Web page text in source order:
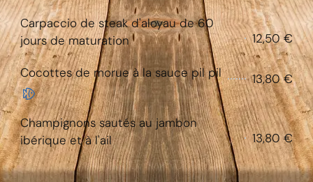
Carpaccio de steak d'aloyau de 60
jours de maturation
12,50 €
Cocottes de morue à la sauce pil pil 13,80 €
Champignons sautés au jambon
ibérique et à l'ail
13,80 €